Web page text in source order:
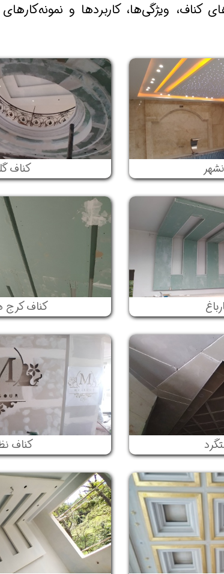
کناف، ویژگی‌ها، کاربردها و
کناف
کناف کرج
کناف